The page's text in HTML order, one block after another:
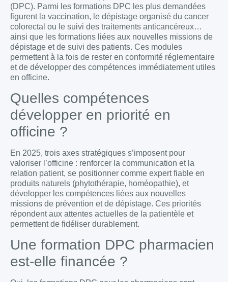
(DPC). Parmi les formations DPC les plus demandées
figurent la vaccination, le dépistage organisé du cancer
colorectal ou le suivi des traitements anticancéreux…
ainsi que les formations liées aux nouvelles missions de
dépistage et de suivi des patients. Ces modules
permettent à la fois de rester en conformité réglementaire
et de développer des compétences immédiatement utiles
en officine.
Quelles compétences
développer en priorité en
officine ?
En 2025, trois axes stratégiques s’imposent pour
valoriser l’officine : renforcer la communication et la
relation patient, se positionner comme expert fiable en
produits naturels (phytothérapie, homéopathie), et
développer les compétences liées aux nouvelles
missions de prévention et de dépistage. Ces priorités
répondent aux attentes actuelles de la patientèle et
permettent de fidéliser durablement.
Une formation DPC pharmacien
est-elle financée ?